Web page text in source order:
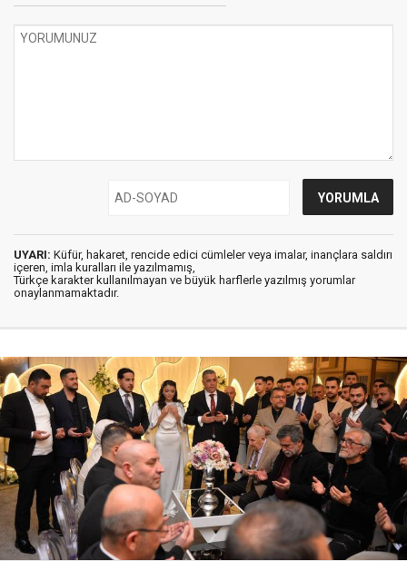
UYARI: Küfür, hakaret, rencide edici cümleler veya imalar, inançlara saldırı
içeren, imla kuralları ile yazılmamış,
Türkçe karakter kullanılmayan ve büyük harflerle yazılmış yorumlar
onaylanmamaktadır.